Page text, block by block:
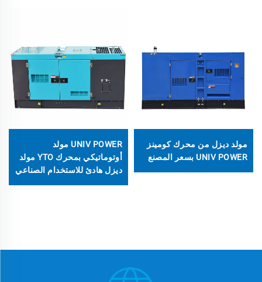
مولد ديزل من محرك كومينز
UNIV POWER بسعر المصنع
UNIV POWER مولد
أوتوماتيكي بمحرك YTO مولد
ديزل هادئ للاستخدام الصناعي